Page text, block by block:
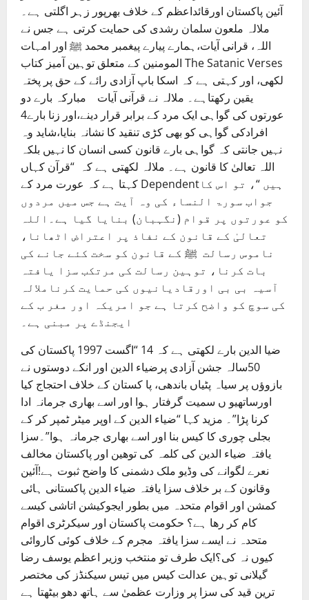
آئین پاکستان اورقائداعظم کے خلاف بھرپور زہر اگلتی ہے۔
ملالہ ملعون سلمان رشدی کی حمایت کرتی ہے جس نے
اللہ، قرانی آیات،ہمارے پیارے پیغمبر محمد ﷺ اور امہات
المومنین کے متعلق توہین آمیز کتاب The Satanic Verses
لکھی، اور کہتی ہے کہ اسکا باپ آزادی رائے کے حق پر پختہ
یقین رکھتاہے۔ ملالہ نے قرآنی آیات مبارکہ بارے دو
عورتوں کی گواہی ایک مرد کے برابر قرار دینے،اور زنا بارے4
افرادکی گواہی کو بھی کڑی تنقید کا نشانہ بنایا،شاید وہ
نہیں جانتی کہ گواہی بارے قانون کسی انسان کا نہیں بلکہ
اللہ تعالیٰ کا قانون ہے۔ ملالہ لکھتی ہے کہ “قرآن کہاں
کہتا ہے کہ عورت مرد کے Dependentہیں “، تو اس کا
جواب سورۃ النساء کی وہ آیت ہے جس میں مردوں
کو عورتوں پر قوام (نگہبان) بنایا گیا ہے۔اللہ
تعالیٰ کے قانون کے نفاذ پر اعتراض اٹھانا،
ناموس رسالت ﷺ کے قانون کو سخت کئے جانے کی
بات کرنا، توہین رسالت کی مرتکب سزا یافتہ
آسیہ بی بی اورقادیانیوں کی حمایت کرناملالہ
کی سوچ کو واضح کرتا ہے جو امریکہ اور مغر ب کے
ایجنڈے پر مبنی ہے۔
ضیا الدین بارے لکھتی ہے کہ 14 “اگست 1997 پاکستان کی
50سالہ جشن آزادی پرضیاء الدین اور انکے دوستوں نے
بازوؤں پر سیاہ پٹیاں باندھی، پا کستان کے خلاف احتجاج کیا
اورساتھیو ں سمیت گرفتار ہوا اور اسے بھاری جرمانہ ادا
کرنا پڑا”۔ مزید کہا “ضیاء الدین کے اوپر میٹر ٹمپر کر کے
بجلی چوری کا کیس بنا اور اسے بھاری جرمانہ ہوا”۔سزا
یافتہ ضیاء الدین کی کلمہ کی توھین اور پاکستان مخالف
نعرے لگوانے کی وڈیو ملک دشمنی کا واضح ثبوت ہے!آئین
وقانون کے بر خلاف سزا یافتہ ضیاء الدین پاکستانی ہائی
کمشن اور اقوام متحدہ میں بطور ایجوکیشن اتاشی کیسے
کام کر رھا ہے؟ حکومت پاکستان اور سیکرٹری اقوام
متحدہ نے ایسے سزا یافتہ مجرم کے خلاف کوئی کاروائی
کیوں نہ کی؟ایک طرف تو منتخب وزیر اعظم یوسف رضا
گیلانی توہین عدالت کیس میں تیس سیکنڈز کی مختصر
ترین قید کی سزا پر وزارت عظمیٰ سے ہاتھ دھو بیٹھتا ہے